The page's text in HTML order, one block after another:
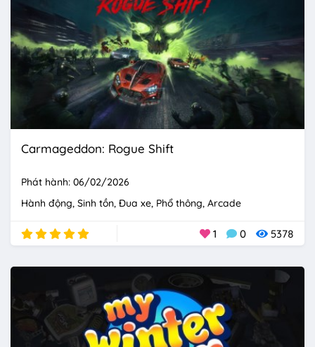
Carmageddon: Rogue Shift
Phát hành: 06/02/2026
Hành động Sinh tồn Đua xe Phổ thông Arcade
1 0 5378